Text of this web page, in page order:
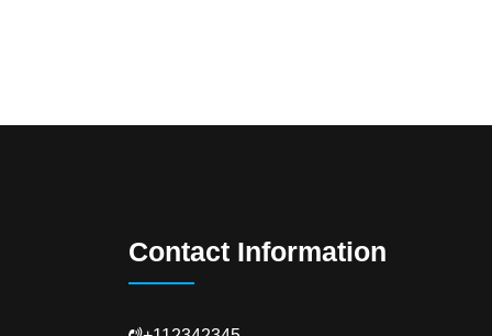
Contact Information